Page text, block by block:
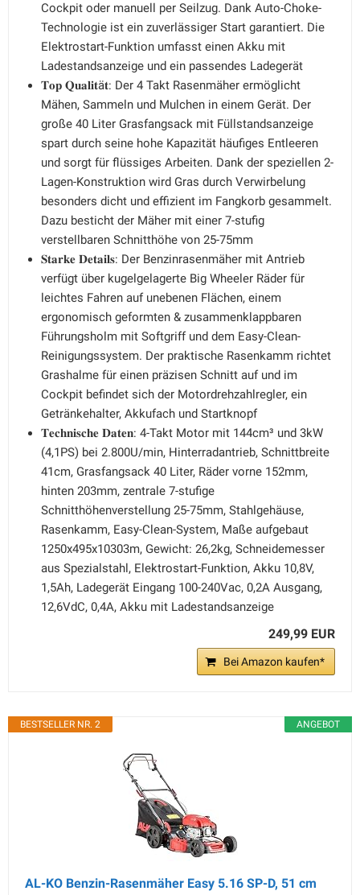
Cockpit oder manuell per Seilzug. Dank Auto-Choke-
Technologie ist ein zuverlässiger Start garantiert. Die
Elektrostart-Funktion umfasst einen Akku mit
Ladestandsanzeige und ein passendes Ladegerät
𝐓𝐨𝐩 𝐐𝐮𝐚𝐥𝐢𝐭ä𝐭: Der 4 Takt Rasenmäher ermöglicht
Mähen, Sammeln und Mulchen in einem Gerät. Der
große 40 Liter Grasfangsack mit Füllstandsanzeige
spart durch seine hohe Kapazität häufiges Entleeren
und sorgt für flüssiges Arbeiten. Dank der speziellen 2-
Lagen-Konstruktion wird Gras durch Verwirbelung
besonders dicht und effizient im Fangkorb gesammelt.
Dazu besticht der Mäher mit einer 7-stufig
verstellbaren Schnitthöhe von 25-75mm
𝐒𝐭𝐚𝐫𝐤𝐞 𝐃𝐞𝐭𝐚𝐢𝐥𝐬: Der Benzinrasenmäher mit Antrieb
verfügt über kugelgelagerte Big Wheeler Räder für
leichtes Fahren auf unebenen Flächen, einem
ergonomisch geformten & zusammenklappbaren
Führungsholm mit Softgriff und dem Easy-Clean-
Reinigungssystem. Der praktische Rasenkamm richtet
Grashalme für einen präzisen Schnitt auf und im
Cockpit befindet sich der Motordrehzahlregler, ein
Getränkehalter, Akkufach und Startknopf
𝐓𝐞𝐜𝐡𝐧𝐢𝐬𝐜𝐡𝐞 𝐃𝐚𝐭𝐞𝐧: 4-Takt Motor mit 144cm³ und 3kW
(4,1PS) bei 2.800U/min, Hinterradantrieb, Schnittbreite
41cm, Grasfangsack 40 Liter, Räder vorne 152mm,
hinten 203mm, zentrale 7-stufige
Schnitthöhenverstellung 25-75mm, Stahlgehäuse,
Rasenkamm, Easy-Clean-System, Maße aufgebaut
1250x495x10303m, Gewicht: 26,2kg, Schneidemesser
aus Spezialstahl, Elektrostart-Funktion, Akku 10,8V,
1,5Ah, Ladegerät Eingang 100-240Vac, 0,2A Ausgang,
12,6VdC, 0,4A, Akku mit Ladestandsanzeige
249,99 EUR
Bei Amazon kaufen*
ANGEBOT
BESTSELLER NR. 2
AL-KO Benzin-Rasenmäher Easy 5.16 SP-D, 51 cm